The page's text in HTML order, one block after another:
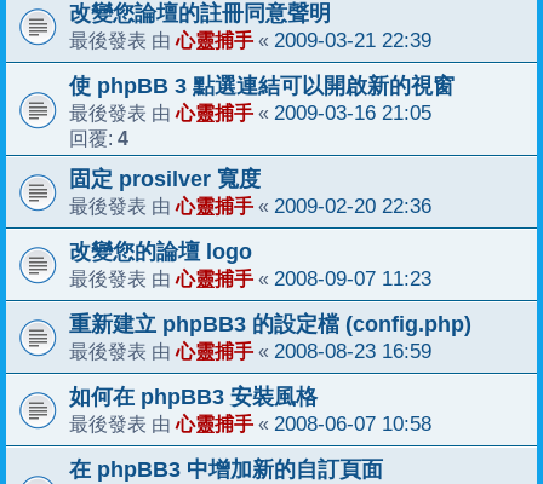
改變您論壇的註冊同意聲明
最後發表 由心靈捕手 « 2009-03-21 22:39
使 phpBB 3 點選連結可以開啟新的視窗
最後發表 由心靈捕手 « 2009-03-16 21:05
回覆: 4
固定 prosilver 寬度
最後發表 由心靈捕手 « 2009-02-20 22:36
改變您的論壇 logo
最後發表 由心靈捕手 « 2008-09-07 11:23
重新建立 phpBB3 的設定檔 (config.php)
最後發表 由心靈捕手 « 2008-08-23 16:59
如何在 phpBB3 安裝風格
最後發表 由心靈捕手 « 2008-06-07 10:58
在 phpBB3 中增加新的自訂頁面